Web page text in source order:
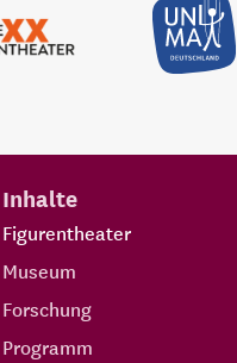
Inhalte
Figurentheater
Museum
Forschung
Programm